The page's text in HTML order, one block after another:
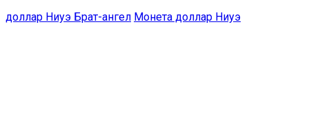
доллар Ниуэ Брат-ангел Монета доллар Ниуэ